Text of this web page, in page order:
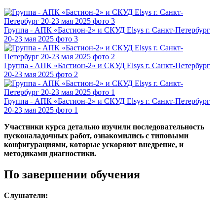
Группа - АПК «Бастион-2» и СКУД Elsys г. Санкт-Петербург
20-23 мая 2025 фото 3
Группа - АПК «Бастион-2» и СКУД Elsys г. Санкт-Петербург
20-23 мая 2025 фото 2
Группа - АПК «Бастион-2» и СКУД Elsys г. Санкт-Петербург
20-23 мая 2025 фото 1
Участники курса детально изучили последовательность
пусконаладочных работ, ознакомились с типовыми
конфигурациями, которые ускоряют внедрение, и
методиками диагностики.
По завершении обучения
Слушатели: